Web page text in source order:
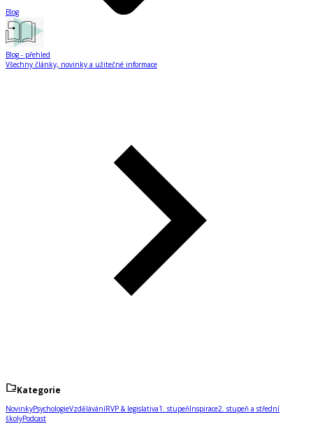
Blog
Blog - přehled
Všechny články, novinky a užitečné informace
Kategorie
NovinkyPsychologieVzděláváníRVP & legislativa1. stupeňInspirace2. stupeň a střední
školyPodcast